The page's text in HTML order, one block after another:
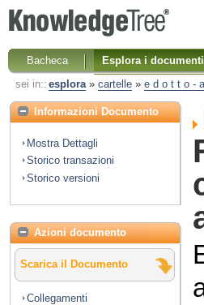
Bacheca
Esplora i documenti
sei in:: esplora» cartelle» e d o t t o -
Informazioni Documento
Mostra Dettagli
Storico transazioni
Storico versioni
Azioni documento
Scarica il Documento
Collegamenti